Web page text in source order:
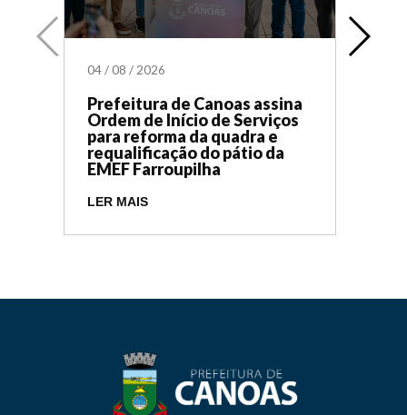
04 /08 / 2026
Prefeitura de Canoas assina
Ordem de Início de Serviços
para reforma da quadra e
requalificação do pátio da
EMEF Farroupilha
LER MAIS